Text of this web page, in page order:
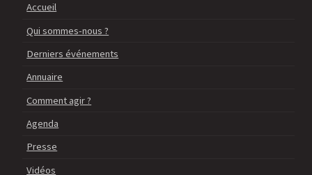
Accueil
Qui sommes-nous ?
Derniers événements
Annuaire
Comment agir ?
Agenda
Presse
Vidéos